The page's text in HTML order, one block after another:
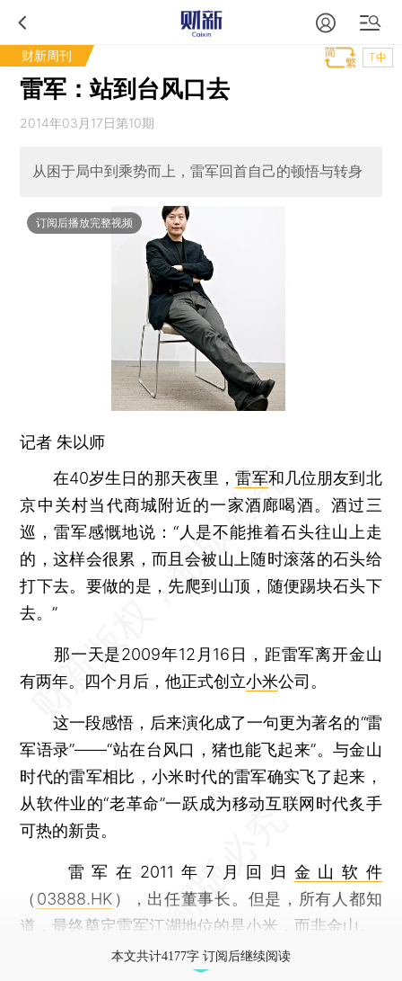
财新周刊 T中
雷军：站到台风口去
2014年03月17日第10期
从困于局中到乘势而上，雷军回首自己的顿悟与转身
订阅后播放完整视频
记者 朱以师
在40岁生日的那天夜里，雷军和几位朋友到北
京中关村当代商城附近的一家酒廊喝酒。酒过三
巡，雷军感慨地说：“人是不能推着石头往山上走
的，这样会很累，而且会被山上随时滚落的石头给
打下去。要做的是，先爬到山顶，随便踢块石头下
去。”
那一天是2009年12月16日，距雷军离开金山
有两年。四个月后，他正式创立小米公司。
这一段感悟，后来演化成了一句更为著名的“雷
军语录”——“站在台风口，猪也能飞起来”。与金山
时代的雷军相比，小米时代的雷军确实飞了起来，
从软件业的“老革命”一跃成为移动互联网时代炙手
可热的新贵。
雷军在2011年7月回归 金山软件
（ 03888.HK ），出任董事长。但是，所有人都知
道，最终奠定雷军江湖地位的是小米，而非金山。
本文共计4177字 订阅后继续阅读